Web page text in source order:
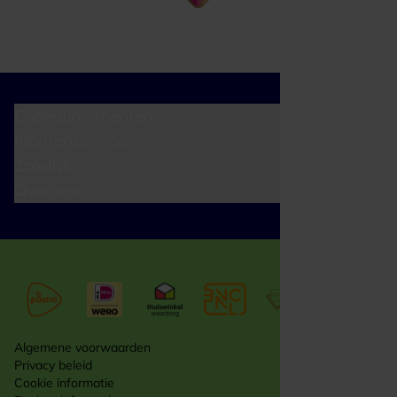
Algemene voorwaarden
Privacy beleid
Cookie informatie